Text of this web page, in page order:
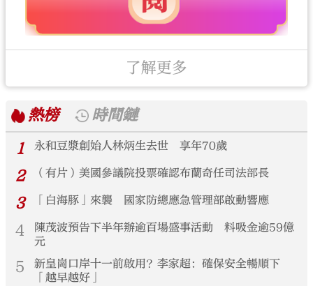
了解更多
熱榜
時間鏈
1
永和豆漿創始人林炳生去世 享年70歲
2 （有片）美國參議院投票確認布蘭奇任司法部長
3 「白海豚」來襲 國家防總應急管理部啟動響應
4
陳茂波預告下半年辦逾百場盛事活動 料吸金逾59億
元
5
新皇崗口岸十一前啟用？李家超：確保安全暢順下
「越早越好」